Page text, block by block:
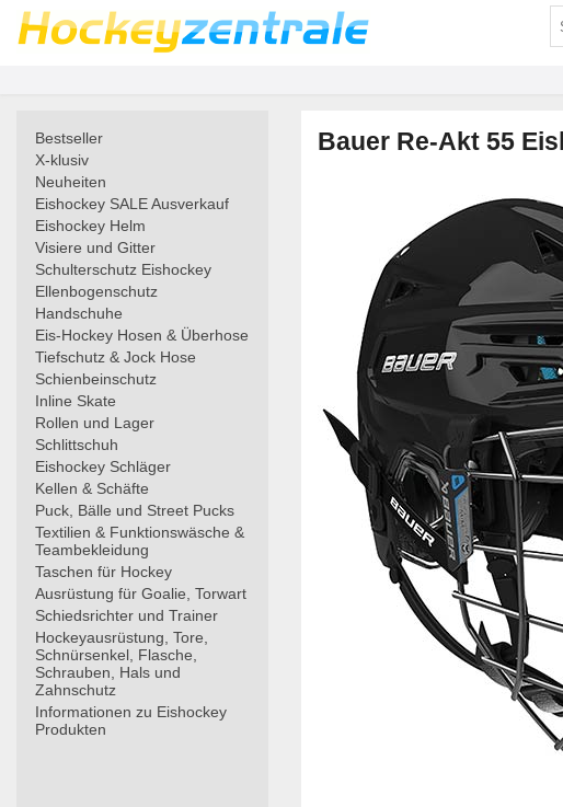
Bestseller
X-klusiv
Neuheiten
Eishockey SALE Ausverkauf
Eishockey Helm
Visiere und Gitter
Schulterschutz Eishockey
Ellenbogenschutz
Handschuhe
Eis-Hockey Hosen & Überhose
Tiefschutz & Jock Hose
Schienbeinschutz
Inline Skate
Rollen und Lager
Schlittschuh
Eishockey Schläger
Kellen & Schäfte
Puck, Bälle und Street Pucks
Textilien & Funktionswäsche &
Teambekleidung
Taschen für Hockey
Ausrüstung für Goalie, Torwart
Schiedsrichter und Trainer
Hockeyausrüstung, Tore,
Schnürsenkel, Flasche,
Schrauben, Hals und
Zahnschutz
Informationen zu Eishockey
Produkten
Bauer Re-Akt 55